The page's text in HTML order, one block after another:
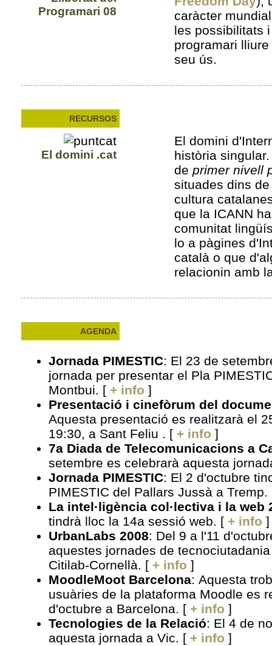
Programari 08
caràcter
les possibilitats
programari
seu ús.
RECURSOS
El domini .cat
El domini
història
de primer nivell
situades dins
cultura
que la ICANN
comunitat
lo a pàgines
català o que
relacionin amb
AGENDA
Jornada PIMESTIC: El 23 de
jornada per presentar el Pla
Montbui. [+ info ]
Presentació i cinefòrum del
Aquesta presentació es realitzarà el
19:30, a Sant Feliu . [+ info ]
7a Diada de Telecomunicacions a
setembre es celebrarà aquesta
Jornada PIMESTIC: El 2 d'octubre
PIMESTIC del Pallars Jussà a Tremp.
La intel·ligència col·lectiva i la web
tindrà lloc la 14a sessió web. [+ info ]
UrbanLabs 2008: Del 9 a l'11
aquestes jornades de
Citilab-Cornellà. [+ info ]
MoodleMoot Barcelona: Aquesta
usuàries de la plataforma Moodle es
d'octubre a Barcelona. [+ info ]
Tecnologies de la Relació: El 4 de
aquesta jornada a Vic. [+ info ]